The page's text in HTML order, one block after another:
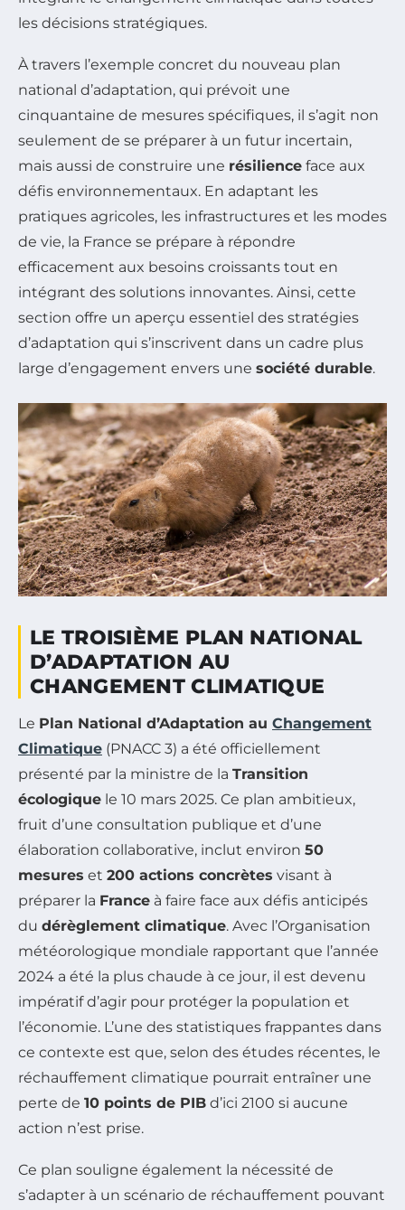
les décisions stratégiques.
À travers l’exemple concret du nouveau plan
national d’adaptation, qui prévoit une
cinquantaine de mesures spécifiques, il s’agit non
seulement de se préparer à un futur incertain,
mais aussi de construire une résilience face aux
défis environnementaux. En adaptant les
pratiques agricoles, les infrastructures et les modes
de vie, la France se prépare à répondre
efficacement aux besoins croissants tout en
intégrant des solutions innovantes. Ainsi, cette
section offre un aperçu essentiel des stratégies
d’adaptation qui s’inscrivent dans un cadre plus
large d’engagement envers une société durable.
LE TROISIÈME PLAN NATIONAL
D’ADAPTATION AU
CHANGEMENT CLIMATIQUE
Le Plan National d’Adaptation au Changement
Climatique (PNACC 3) a été officiellement
présenté par la ministre de la Transition
écologique le 10 mars 2025. Ce plan ambitieux,
fruit d’une consultation publique et d’une
élaboration collaborative, inclut environ 50
mesures et 200 actions concrètes visant à
préparer la France à faire face aux défis anticipés
du dérèglement climatique. Avec l’Organisation
météorologique mondiale rapportant que l’année
2024 a été la plus chaude à ce jour, il est devenu
impératif d’agir pour protéger la population et
l’économie. L’une des statistiques frappantes dans
ce contexte est que, selon des études récentes, le
réchauffement climatique pourrait entraîner une
perte de 10 points de PIB d’ici 2100 si aucune
action n’est prise.
Ce plan souligne également la nécessité de
s’adapter à un scénario de réchauffement pouvant